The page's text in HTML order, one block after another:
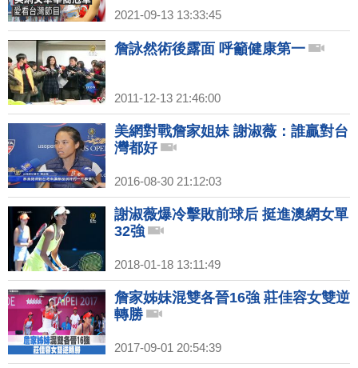
2021-09-13 13:33:45
詹詠然術後露面 呼籲健康第一
2011-12-13 21:46:00
美網對戰詹家姐妹 謝淑薇：誰贏對台
灣都好
2016-08-30 21:12:03
謝淑薇爆冷擊敗前球后 挺進澳網女單
32強
2018-01-18 13:11:49
詹家姊妹混雙各晉16強 莊佳容女雙逆
轉勝
2017-09-01 20:54:39